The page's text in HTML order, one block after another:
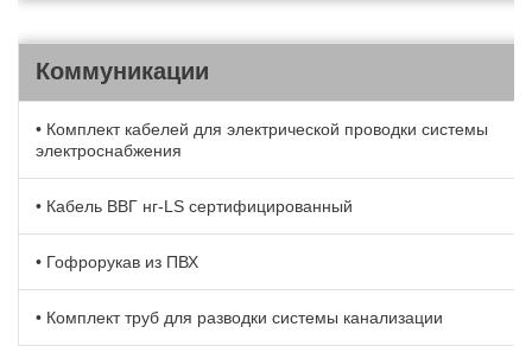
Коммуникации
• Комплект кабелей для электрической проводки системы
электроснабжения
• Кабель BBГ нг-LS сертифицированный
• Гофрорукав из ПВХ
• Комплект труб для разводки системы канализации